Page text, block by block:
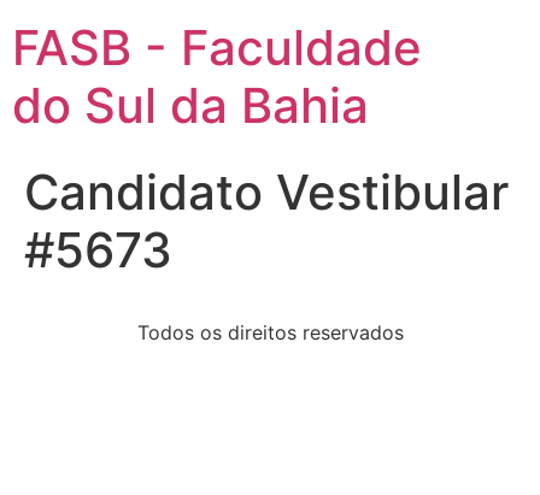
FASB - Faculdade
do Sul da Bahia
Candidato Vestibular
#5673
Todos os direitos reservados